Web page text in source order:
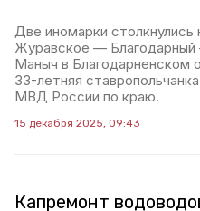
Две иномарки столкнулись
Журавское —
Маныч в Благодарненском
33-летняя
МВД России по краю.
15 декабря 2025, 09:43
Капремонт